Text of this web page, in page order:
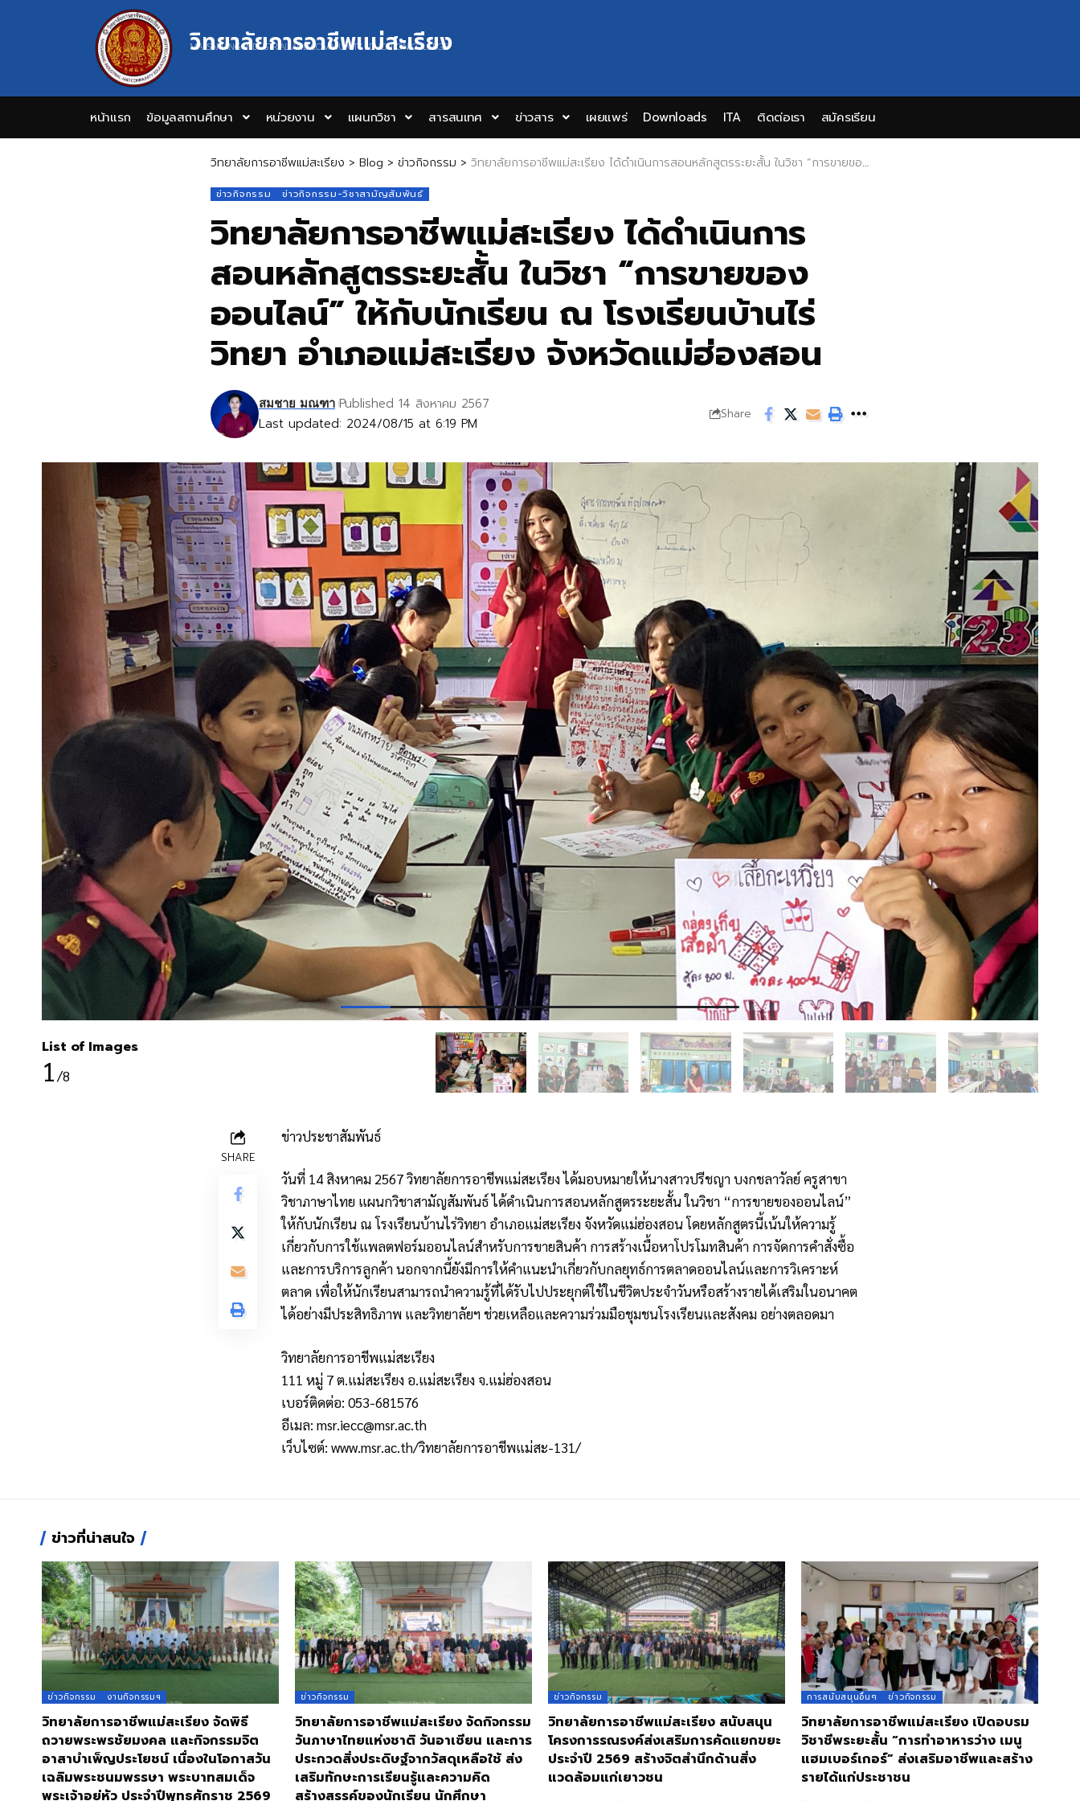
วิทยาลัยการอาชีพแม่สะเรียง
MAESARIANG INDUSTRIAL AND COMMUNITY EDUCATION COLLEGE
หน้าแรก ข้อมูลสถานศึกษา หน่วยงาน แผนกวิชา สารสนเทศ ข่าวสาร เผยแพร่ Downloads ITA ติดต่อเรา สมัครเรียน
วิทยาลัยการอาชีพแม่สะเรียง > Blog > ข่าวกิจกรรม > วิทยาลัยการอาชีพแม่สะเรียง ได้ดำเนินการสอนหลักสูตรระยะสั้น ในวิชา “การขายของออนไลน์” ให้กับนักเรียน ณ โรงเรียนบ้านไร่วิทยา อำเภอแม่สะเรียง จังหวัดแม่ฮ่องสอน
ข่าวกิจกรรม ข่าวกิจกรรม-วิชาสามัญสัมพันธ์
วิทยาลัยการอาชีพแม่สะเรียง ได้ดำเนินการ
สอนหลักสูตรระยะสั้น ในวิชา “การขายของ
ออนไลน์” ให้กับนักเรียน ณ โรงเรียนบ้านไร่
วิทยา อำเภอแม่สะเรียง จังหวัดแม่ฮ่องสอน
Last updated: 2024/08/15 at 6:19 PM
สมชาย มณฑา Published 14 สิงหาคม 2567
Share
List of Images
1/8
SHARE
ข่าวประชาสัมพันธ์
วันที่ 14 สิงหาคม 2567 วิทยาลัยการอาชีพแม่สะเรียง ได้มอบหมายให้นางสาวปรีชญา บงกชลาวัลย์ ครูสาขา
วิชาภาษาไทย แผนกวิชาสามัญสัมพันธ์ ได้ดำเนินการสอนหลักสูตรระยะสั้น ในวิชา “การขายของออนไลน์”
ให้กับนักเรียน ณ โรงเรียนบ้านไร่วิทยา อำเภอแม่สะเรียง จังหวัดแม่ฮ่องสอน โดยหลักสูตรนี้เน้นให้ความรู้
เกี่ยวกับการใช้แพลตฟอร์มออนไลน์สำหรับการขายสินค้า การสร้างเนื้อหาโปรโมทสินค้า การจัดการคำสั่งซื้อ
และการบริการลูกค้า นอกจากนี้ยังมีการให้คำแนะนำเกี่ยวกับกลยุทธ์การตลาดออนไลน์และการวิเคราะห์
ตลาด เพื่อให้นักเรียนสามารถนำความรู้ที่ได้รับไปประยุกต์ใช้ในชีวิตประจำวันหรือสร้างรายได้เสริมในอนาคต
ได้อย่างมีประสิทธิภาพ และวิทยาลัยฯ ช่วยเหลือและความร่วมมือชุมชนโรงเรียนและสังคม อย่างตลอดมา
วิทยาลัยการอาชีพแม่สะเรียง
111 หมู่ 7 ต.แม่สะเรียง อ.แม่สะเรียง จ.แม่ฮ่องสอน
เบอร์ติดต่อ: 053-681576
อีเมล: msr.iecc@msr.ac.th
เว็บไซต์: www.msr.ac.th/วิทยาลัยการอาชีพแม่สะ-131/
ข่าวที่น่าสนใจ
ข่าวกิจกรรม งานกิจกรรมฯ
วิทยาลัยการอาชีพแม่สะเรียง จัดพิธี
ถวายพระพรชัยมงคล และกิจกรรมจิต
อาสาบำเพ็ญประโยชน์ เนื่องในโอกาสวัน
เฉลิมพระชนมพรรษา พระบาทสมเด็จ
พระเจ้าอยู่หัว ประจำปีพุทธศักราช 2569
ข่าวกิจกรรม
วิทยาลัยการอาชีพแม่สะเรียง จัดกิจกรรม
วันภาษาไทยแห่งชาติ วันอาเซียน และการ
ประกวดสิ่งประดิษฐ์จากวัสดุเหลือใช้ ส่ง
เสริมทักษะการเรียนรู้และความคิด
สร้างสรรค์ของนักเรียน นักศึกษา
ข่าวกิจกรรม
วิทยาลัยการอาชีพแม่สะเรียง สนับสนุน
โครงการรณรงค์ส่งเสริมการคัดแยกขยะ
ประจำปี 2569 สร้างจิตสำนึกด้านสิ่ง
แวดล้อมแก่เยาวชน
การสนับสนุนอื่นๆ ข่าวกิจกรรม
วิทยาลัยการอาชีพแม่สะเรียง เปิดอบรม
วิชาชีพระยะสั้น “การทำอาหารว่าง เมนู
แฮมเบอร์เกอร์” ส่งเสริมอาชีพและสร้าง
รายได้แก่ประชาชน